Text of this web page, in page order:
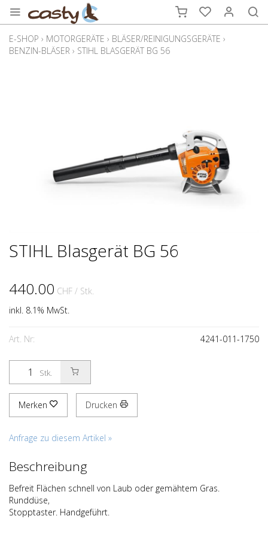
E-SHOP › MOTORGERÄTE › BLÄSER/REINIGUNGSGERÄTE ›
BENZIN-BLÄSER › STIHL BLASGERÄT BG 56
STIHL Blasgerät BG 56
440.00 CHF / Stk.
inkl. 8.1% MwSt.
Art. Nr: 4241-011-1750
Stk.
Merken Drucken
Anfrage zu diesem Artikel »
Beschreibung
Befreit Flächen schnell von Laub oder gemähtem Gras.
Runddüse,
Stopptaster. Handgeführt.